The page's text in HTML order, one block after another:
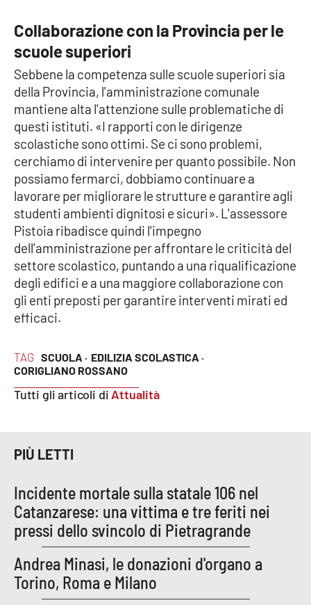
TAG SCUOLA · EDILIZIA SCOLASTICA ·
CORIGLIANO ROSSANO
Tutti gli articoli di Attualità
Collaborazione con la Provincia per le
scuole superiori
Sebbene la competenza sulle scuole superiori sia
della Provincia, l'amministrazione comunale
mantiene alta l'attenzione sulle problematiche di
questi istituti. «I rapporti con le dirigenze
scolastiche sono ottimi. Se ci sono problemi,
cerchiamo di intervenire per quanto possibile. Non
possiamo fermarci, dobbiamo continuare a
lavorare per migliorare le strutture e garantire agli
studenti ambienti dignitosi e sicuri». L'assessore
Pistoia ribadisce quindi l'impegno
dell'amministrazione per affrontare le criticità del
settore scolastico, puntando a una riqualificazione
degli edifici e a una maggiore collaborazione con
gli enti preposti per garantire interventi mirati ed
efficaci.
PIÙ LETTI
Incidente mortale sulla statale 106 nel
Catanzarese: una vittima e tre feriti nei
pressi dello svincolo di Pietragrande
Andrea Minasi, le donazioni d'organo a
Torino, Roma e Milano